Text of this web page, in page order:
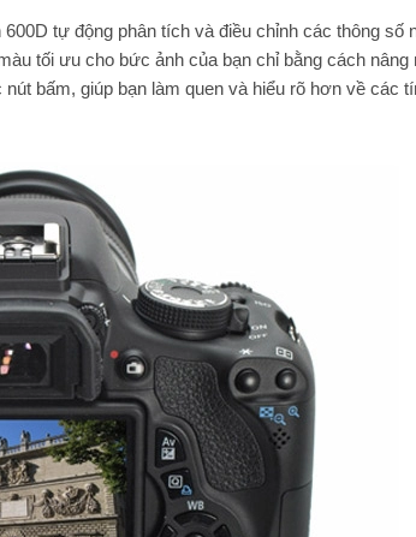
tự động phân tích và điều chỉnh các thông số
tối ưu cho bức ảnh của bạn chỉ bằng cách
bấm, giúp bạn làm quen và hiểu rõ hơn về các